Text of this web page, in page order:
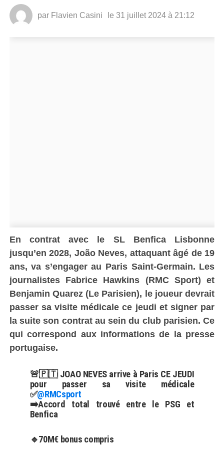
par Flavien Casini le 31 juillet 2024 à 21:12
En contrat avec le SL Benfica Lisbonne
jusqu’en 2028, João Neves, attaquant âgé de 19
ans, va s’engager au Paris Saint-Germain. Les
journalistes Fabrice Hawkins (RMC Sport) et
Benjamin Quarez (Le Parisien), le joueur devrait
passer sa visite médicale ce jeudi et signer par
la suite son contrat au sein du club parisien. Ce
qui correspond aux informations de la presse
portugaise.
🚨🇵🇹 JOAO NEVES arrive à Paris CE JEUDI
pour passer sa visite médicale
✅@RMCsport
➡️Accord total trouvé entre le PSG et
Benfica
🔹70M€ bonus compris